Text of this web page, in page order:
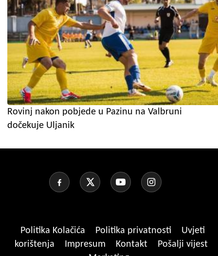
Rovinj nakon pobjede u Pazinu na Valbruni
dočekuje Uljanik
Politika Kolačića Politika privatnosti
Uvjeti
korištenja
Impresum Kontakt
Pošalji vijest